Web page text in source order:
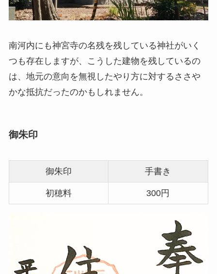
南河内にも神宮寺の名残を残している神社がいく
つも存在しますが、こうした建物を残しているの
は、地元の意向を無視したやり方に対するささや
かな抵抗だったのかもしれません。
御朱印
御朱印 手書き
初穂料 300円